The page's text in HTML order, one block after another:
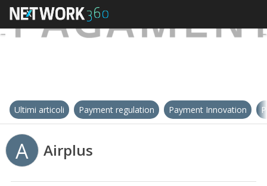
Ultimi articoli Payment regulation Payment Innovation
A Airplus